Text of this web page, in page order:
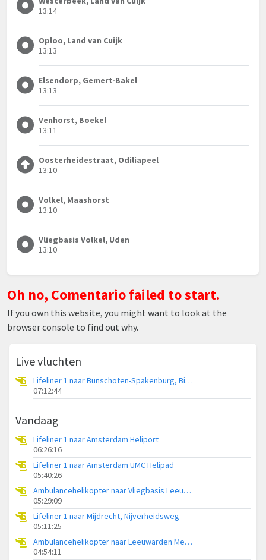
13:14
Oploo, Land van Cuijk
13:13
Elsendorp, Gemert-Bakel
13:13
Venhorst, Boekel
13:11
Oosterheidestraat, Odiliapeel
13:10
Volkel, Maashorst
13:10
Vliegbasis Volkel, Uden
13:10
Oh no, Comentario failed to start.
If you own this website, you might want to look at the
browser console to find out why.
Live vluchten
Lifeliner 1 naar Bunschoten-Spakenburg, Bisschopsweg
07:12:44
Vandaag
Lifeliner 1 naar Amsterdam Heliport
06:26:16
Lifeliner 1 naar Amsterdam UMC Helipad
05:40:26
Ambulancehelikopter naar Vliegbasis Leeuwarden
05:29:09
Lifeliner 1 naar Mijdrecht, Nijverheidsweg
05:11:25
Ambulancehelikopter naar Leeuwarden Medical Center Heliport
04:54:11